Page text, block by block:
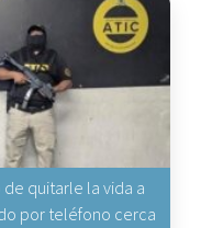
de quitarle la vida a
por teléfono cerca